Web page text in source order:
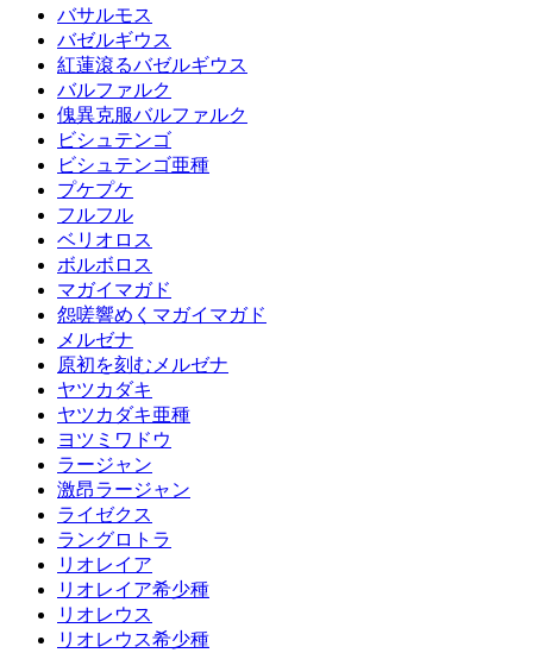
バサルモス
バゼルギウス
紅蓮滾るバゼルギウス
バルファルク
傀異克服バルファルク
ビシュテンゴ
ビシュテンゴ亜種
プケプケ
フルフル
ベリオロス
ボルボロス
マガイマガド
怨嗟響めくマガイマガド
メルゼナ
原初を刻むメルゼナ
ヤツカダキ
ヤツカダキ亜種
ヨツミワドウ
ラージャン
激昂ラージャン
ライゼクス
ラングロトラ
リオレイア
リオレイア希少種
リオレウス
リオレウス希少種